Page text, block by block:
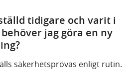
tidigare och varit i
jag göra en ny
säkerhetsprövas enligt rutin.